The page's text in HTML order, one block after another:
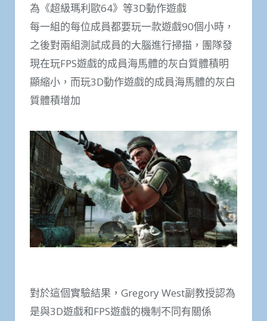
為《超級瑪利歐64》等3D動作遊戲
每一組的每位成員都要玩一款遊戲90個小時，
之後對兩組測試成員的大腦進行掃描，團隊發
現在玩FPS遊戲的成員海馬體的灰白質體積明
顯縮小，而玩3D動作遊戲的成員海馬體的灰白
質體積增加
對於這個實驗結果，Gregory West副教授認為
是與3D遊戲和FPS遊戲的機制不同有關係